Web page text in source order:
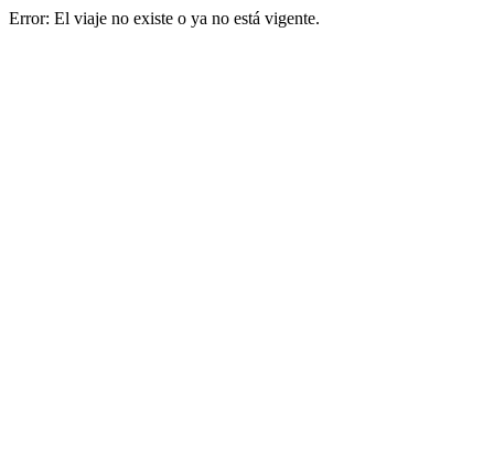
Error: El viaje no existe o ya no está vigente.